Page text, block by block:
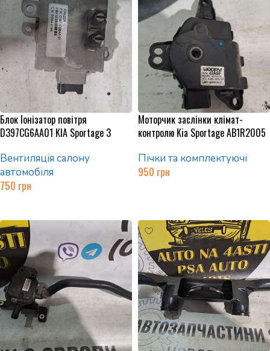
Блок Іонізатор повітря
D397CG6AA01 KIA Sportage 3
Вентиляція салону
автомобіля
750 грн
Моторчик заслінки клімат-
контролю Kia Sportage AB1R2005
Пічки та комплектуючі
950 грн